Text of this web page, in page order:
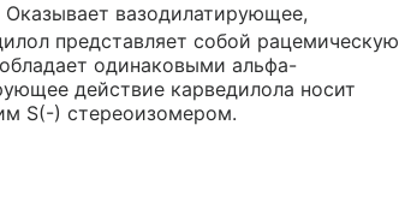
Оказывает вазодилатирующее,
представляет собой рацемическую
одинаковыми альфа-
действие карведилола носит
S(-) стереоизомером.